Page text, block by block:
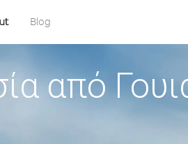
Blog
από